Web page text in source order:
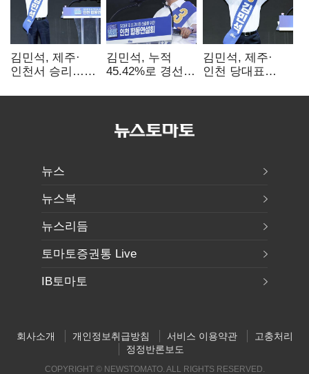
김민석, 제주·
인천서 승리…
탈환'(종합)
김민석, 누적
45.42%로 경선
격차
김민석, 제주·
인천 당대표
뉴스
뉴스북
뉴스리듬
토마토증권통 Live
IB토마토
회사소개 개인정보취급방침 서비스 이용약관
고충처리
정정반론보도
COPYRIGHT © NEWSTOMATO. ALL RIGHTS RESERVED.